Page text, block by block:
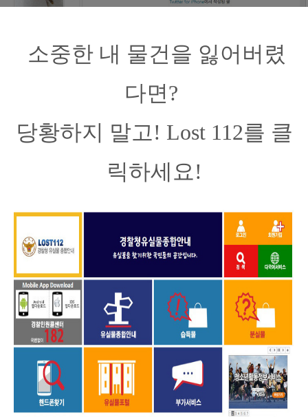
소중한 내 물건을 잃어버렸
다면?
당황하지 말고! Lost 112를 클
릭하세요!